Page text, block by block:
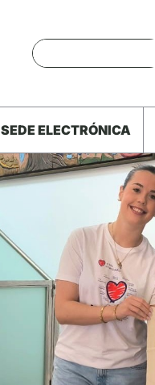
SEDE ELECTRÓNICA